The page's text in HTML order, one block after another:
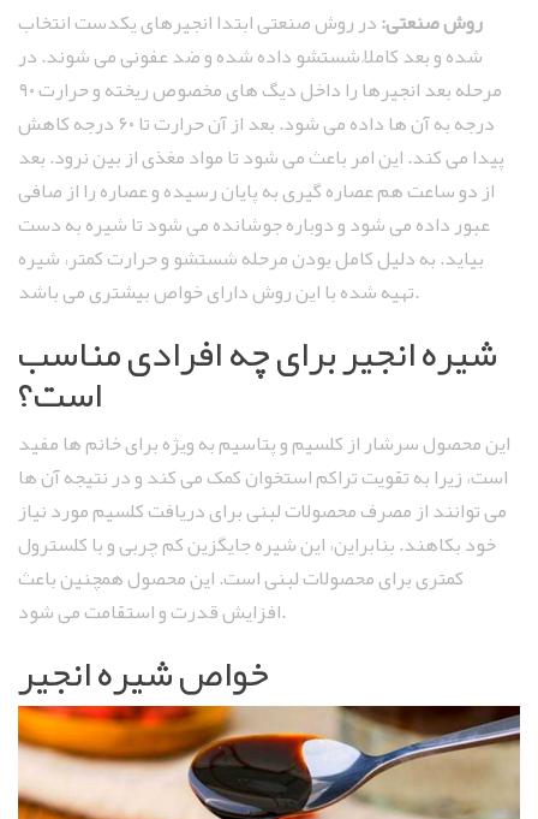
روش صنعتی:در روش صنعتی ابتدا انجیرهای یکدست انتخاب
شده و بعد کاملاً شستشو داده شده و ضد عفونی می‌ شوند. در
مرحله بعد انجیرها را داخل دیگ‌ های مخصوص ریخته و حرارت ۹۰
درجه به آن ها داده می ‌شود. بعد از آن حرارت تا ۶۰ درجه کاهش
پیدا می ‌کند. این امر باعث می ‌شود تا مواد مغذی از بین نرود. بعد
از دو ساعت هم عصاره‌ گیری به پایان رسیده و عصاره را از صافی
عبور داده می ‌شود و دوباره جوشانده می ‌شود تا شیره به دست
بیاید. به دلیل کامل بودن مرحله شستشو و حرارت کمتر، شیره
تهیه شده با این روش دارای خواص بیشتری می باشد.
شیره انجیر برای چه افرادی مناسب
است؟
این محصول سرشار از کلسیم و پتاسیم به ویژه برای خانم ‌ها مفید
است، زیرا به تقویت تراکم استخوان کمک می کند و در نتیجه آن ها
می ‌توانند از مصرف محصولات لبنی برای دریافت کلسیم مورد نیاز
خود بکاهند. بنابراین، این شیره جایگزین کم چربی و با کلسترول
کمتری برای محصولات لبنی است. این محصول همچنین باعث
افزایش قدرت و استقامت می ‌شود.
خواص شیره انجیر